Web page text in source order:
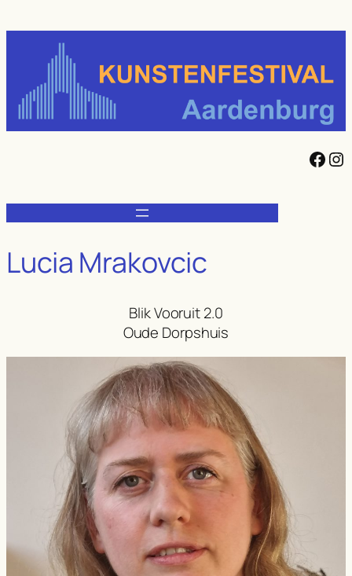
naar
Facebook Instagram
Lucia Mrakovcic
Blik Vooruit 2.0
Oude Dorpshuis